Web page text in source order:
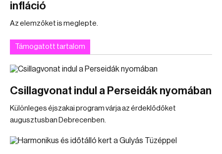
infláció
Az elemzőket is meglepte.
Támogatott tartalom
Csillagvonat indul a Perseidák nyomában
Különleges éjszakai program várja az érdeklődőket
augusztusban Debrecenben.